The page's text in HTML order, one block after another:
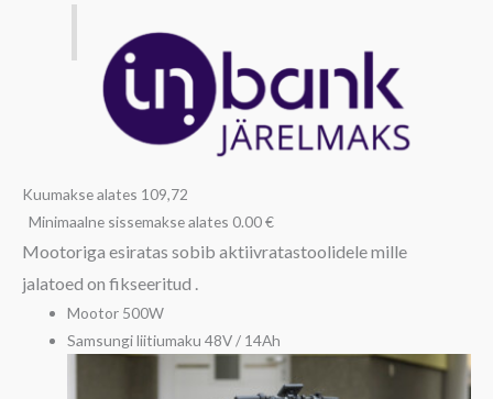
Kuumakse alates 109,72
Minimaalne sissemakse alates 0.00 €
Mootoriga esiratas sobib aktiivratastoolidele mille
jalatoed on fikseeritud .
Mootor 500W
Samsungi liitiumaku 48V / 14Ah